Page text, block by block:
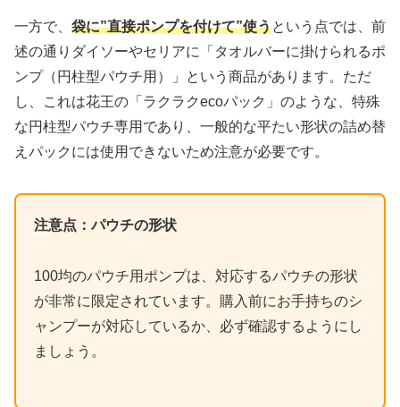
一方で、 袋に”直接ポンプを付けて”使うという点では、前
述の通りダイソーやセリアに「タオルバーに掛けられるポ
ンプ（円柱型パウチ用）」という商品があります。ただ
し、これは花王の「ラクラクecoパック」のような、特殊
な円柱型パウチ専用であり、一般的な平たい形状の詰め替
えパックには使用できないため注意が必要です。
注意点：パウチの形状
100均のパウチ用ポンプは、対応するパウチの形状
が非常に限定されています。購入前にお手持ちのシ
ャンプーが対応しているか、必ず確認するようにし
ましょう。